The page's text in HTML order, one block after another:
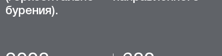
бурения).